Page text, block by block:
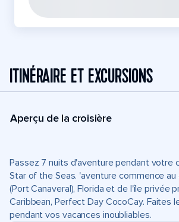
ITINÉRAIRE ET EXCURSIONS
Aperçu de la croisière
Passez 7 nuits d'aventure pendant votre
Star of the Seas. 'aventure commence
(Port Canaveral), Florida et de l'île privée
Caribbean, Perfect Day CocoCay. Faites
pendant vos vacances inoubliables.